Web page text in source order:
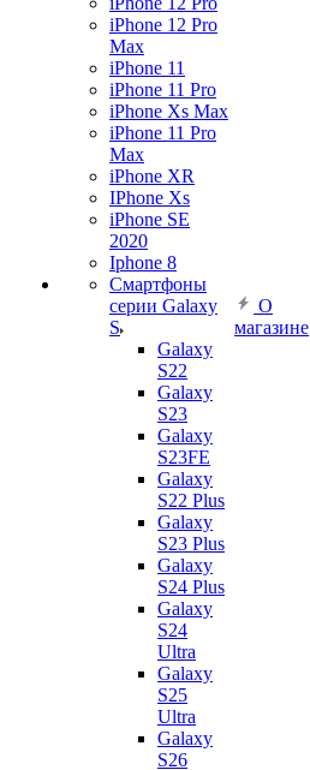
iPhone 12 Pro
Max
iPhone 11
iPhone 11 Pro
iPhone Xs Max
iPhone 11 Pro
Max
iPhone XR
IPhone Xs
iPhone SE
2020
Iphone 8
Смартфоны
серии Galaxy
S
Galaxy
S22
Galaxy
S23
Galaxy
S23FE
Galaxy
S22 Plus
Galaxy
S23 Plus
Galaxy
S24 Plus
Galaxy
S24
Ultra
Galaxy
S25
Ultra
Galaxy
S26
О
магазине